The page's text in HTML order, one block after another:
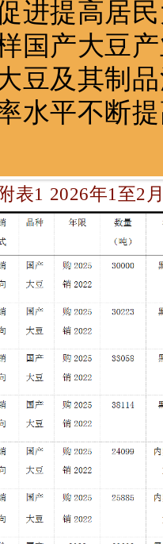
进提高居
国产大豆
豆及其制
水平不断
附表1 2026年1至2